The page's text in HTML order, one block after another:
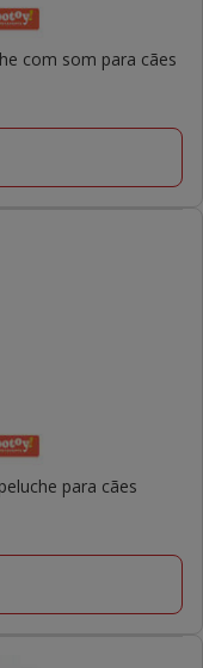
com som para cães
para cães